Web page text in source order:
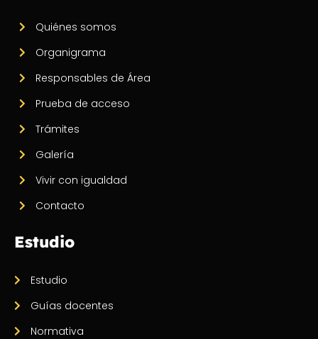
Quiénes somos
Organigrama
Responsables de Área
Prueba de acceso
Trámites
Galería
Vivir con igualdad
Contacto
Estudio
Estudio
Guías docentes
Normativa